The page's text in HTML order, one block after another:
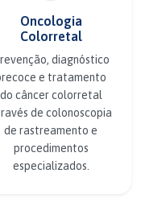
Oncologia
Colorretal
diagnóstico
e tratamento
do câncer colorretal
de colonoscopia
de rastreamento e
procedimentos
especializados.